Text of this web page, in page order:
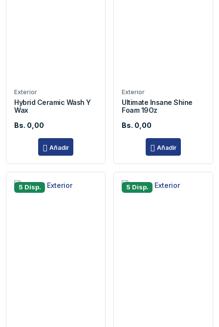
Exterior
Hybrid Ceramic Wash Y
Wax
Bs. 0,00
Añadir
Exterior
Ultimate Insane Shine
Foam 19Oz
Bs. 0,00
Añadir
5 Disp. 5 Disp.